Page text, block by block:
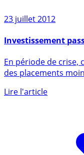
23 juillet 2012
Investissement
des placements